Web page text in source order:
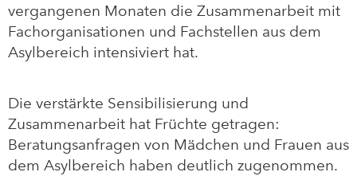
vergangenen Monaten die Zusammenarbeit mit
Fachorganisationen und Fachstellen aus dem
Asylbereich intensiviert hat.
Die verstärkte Sensibilisierung und
Zusammenarbeit hat Früchte getragen:
Beratungsanfragen von Mädchen und Frauen aus
dem Asylbereich haben deutlich zugenommen.